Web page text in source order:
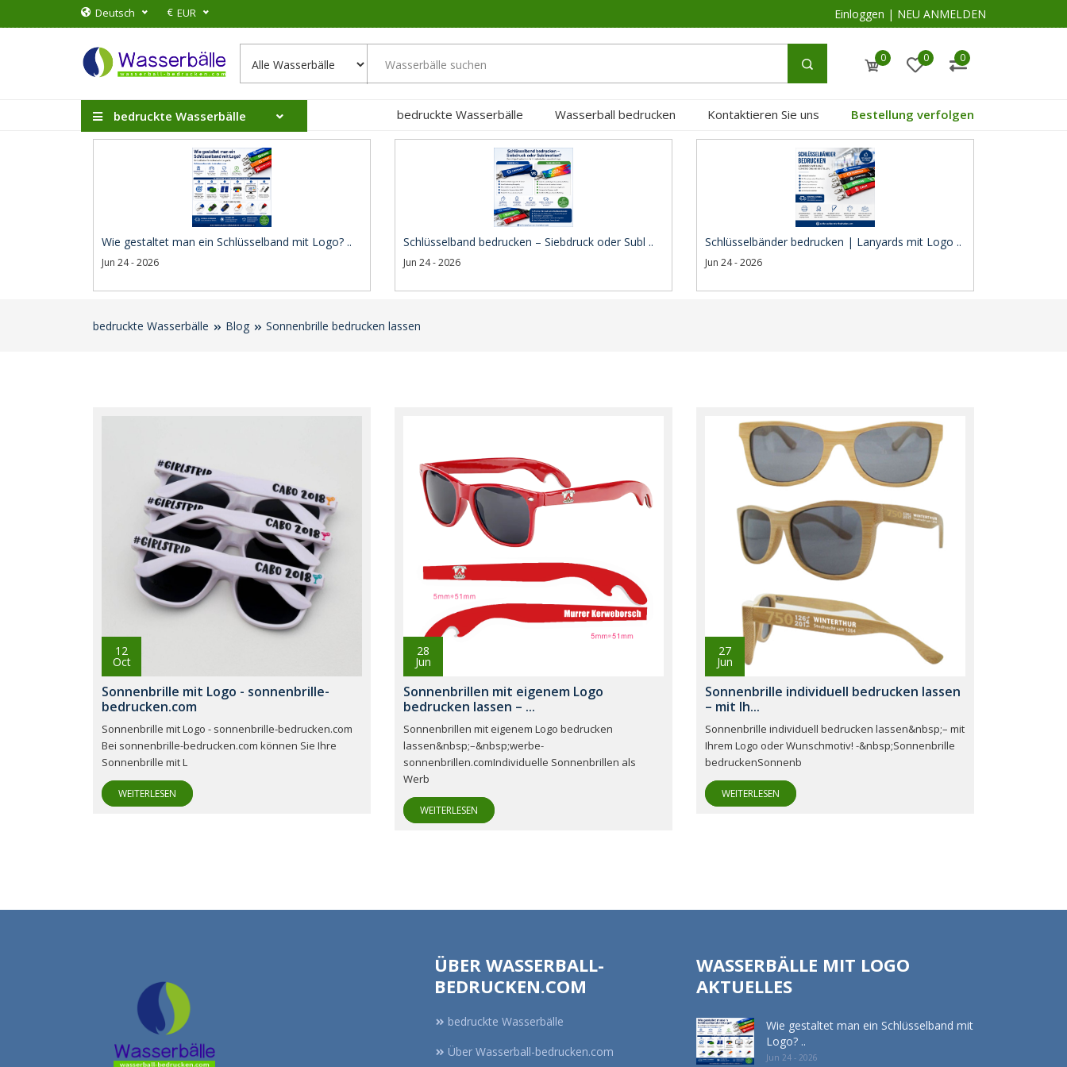
Deutsch € EUR Einloggen | NEU ANMELDEN
0 0 0
bedruckte Wasserbälle bedruckte Wasserbälle Wasserball bedrucken Kontaktieren Sie uns Bestellung verfolgen
Wie gestaltet man ein Schlüsselband mit Logo? ..
Jun 24 - 2026
Schlüsselband bedrucken – Siebdruck oder Subl ..
Jun 24 - 2026
Schlüsselbänder bedrucken | Lanyards mit Logo ..
Jun 24 - 2026
bedruckte Wasserbälle Blog Sonnenbrille bedrucken lassen
12
Oct
Sonnenbrille mit Logo - sonnenbrille-
bedrucken.com
Sonnenbrille mit Logo - sonnenbrille-bedrucken.com
Bei sonnenbrille-bedrucken.com können Sie Ihre
Sonnenbrille mit L
WEITERLESEN
28
Jun
Sonnenbrillen mit eigenem Logo
bedrucken lassen – ...
Sonnenbrillen mit eigenem Logo bedrucken
lassen&nbsp;–&nbsp;werbe-
sonnenbrillen.comIndividuelle Sonnenbrillen als
Werb
WEITERLESEN
27
Jun
Sonnenbrille individuell bedrucken lassen
– mit Ih...
Sonnenbrille individuell bedrucken lassen&nbsp;– mit
Ihrem Logo oder Wunschmotiv! -&nbsp;Sonnenbrille
bedruckenSonnenb
WEITERLESEN
ÜBER WASSERBALL-
BEDRUCKEN.COM
bedruckte Wasserbälle
Über Wasserball-bedrucken.com
WASSERBÄLLE MIT LOGO
AKTUELLES
Wie gestaltet man ein Schlüsselband mit
Logo? ..
Jun 24 - 2026